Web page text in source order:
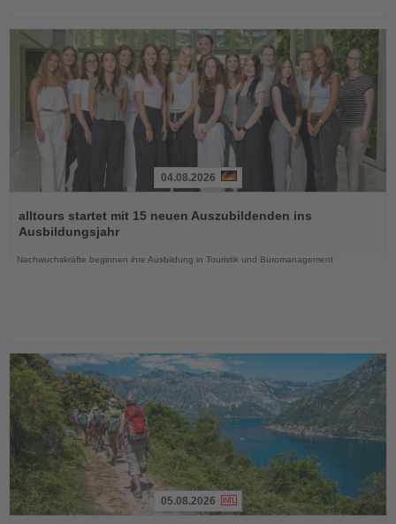
Sie
die
04.08.2026
alltours startet mit 15 neuen Auszubildenden ins
Ausbildungsjahr
Nachwuchskräfte beginnen ihre Ausbildung in Touristik und Büromanagement
05.08.2026